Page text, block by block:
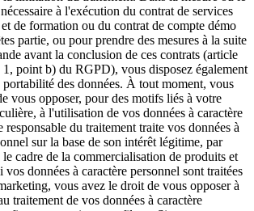
à l'exécution du contrat de services
de formation ou du contrat de compte démo
partie, ou pour prendre des mesures à la suite
avant la conclusion de ces contrats (article
1, point b) du RGPD), vous disposez également
des données. À tout moment, vous
vous opposer, pour des motifs liés à votre
à l'utilisation de vos données à caractère
responsable du traitement traite vos données à
sur la base de son intérêt légitime, par
le cadre de la commercialisation de produits et
vos données à caractère personnel sont traitées
vous avez le droit de vous opposer à
traitement de vos données à caractère